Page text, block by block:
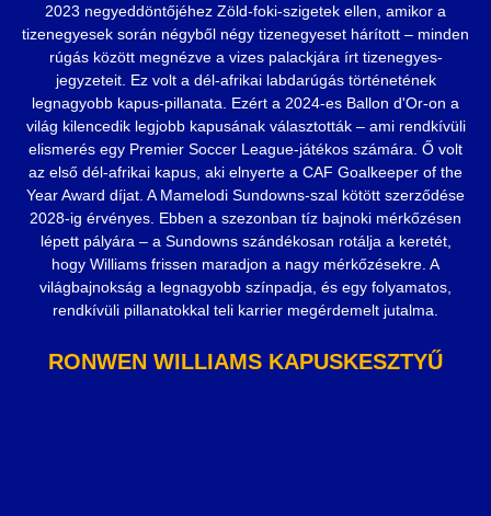
2023 negyeddöntőjéhez Zöld-foki-szigetek ellen, amikor a
tizenegyesek során négyből négy tizenegyeset hárított – minden
rúgás között megnézve a vizes palackjára írt tizenegyes-
jegyzeteit. Ez volt a dél-afrikai labdarúgás történetének
legnagyobb kapus-pillanata. Ezért a 2024-es Ballon d'Or-on a
világ kilencedik legjobb kapusának választották – ami rendkívüli
elismerés egy Premier Soccer League-játékos számára. Ő volt
az első dél-afrikai kapus, aki elnyerte a CAF Goalkeeper of the
Year Award díjat. A Mamelodi Sundowns-szal kötött szerződése
2028-ig érvényes. Ebben a szezonban tíz bajnoki mérkőzésen
lépett pályára – a Sundowns szándékosan rotálja a keretét,
hogy Williams frissen maradjon a nagy mérkőzésekre. A
világbajnokság a legnagyobb színpadja, és egy folyamatos,
rendkívüli pillanatokkal teli karrier megérdemelt jutalma.
RONWEN WILLIAMS KAPUSKESZTYŰ